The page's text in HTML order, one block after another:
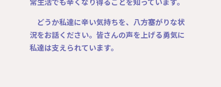
どうか私達に辛い気持ちを、八方塞がりな状
況をお話ください。皆さんの声を上げる勇気に
私達は支えられています。